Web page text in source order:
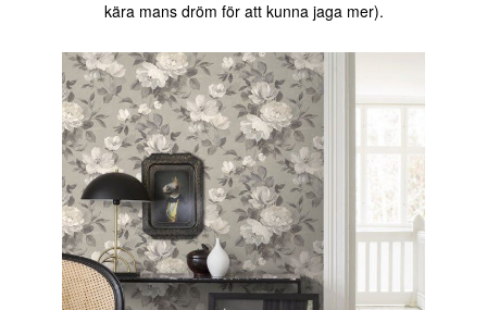
kära mans dröm för att kunna jaga mer).